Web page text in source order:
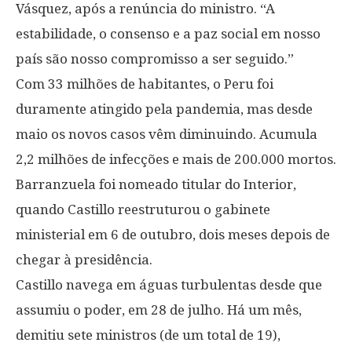
Vásquez, após a renúncia do ministro. “A
estabilidade, o consenso e a paz social em nosso
país são nosso compromisso a ser seguido.”
Com 33 milhões de habitantes, o Peru foi
duramente atingido pela pandemia, mas desde
maio os novos casos vêm diminuindo. Acumula
2,2 milhões de infecções e mais de 200.000 mortos.
Barranzuela foi nomeado titular do Interior,
quando Castillo reestruturou o gabinete
ministerial em 6 de outubro, dois meses depois de
chegar à presidência.
Castillo navega em águas turbulentas desde que
assumiu o poder, em 28 de julho. Há um mês,
demitiu sete ministros (de um total de 19),